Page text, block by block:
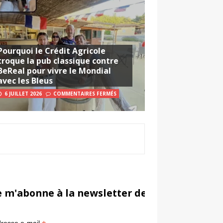
le Crédit Agricole
la pub classique contre
pour vivre le Mondial
les Bleus
6 JUILLET 2026 COMMENTAIRES FERMÉS
m'abonne à la newsletter de